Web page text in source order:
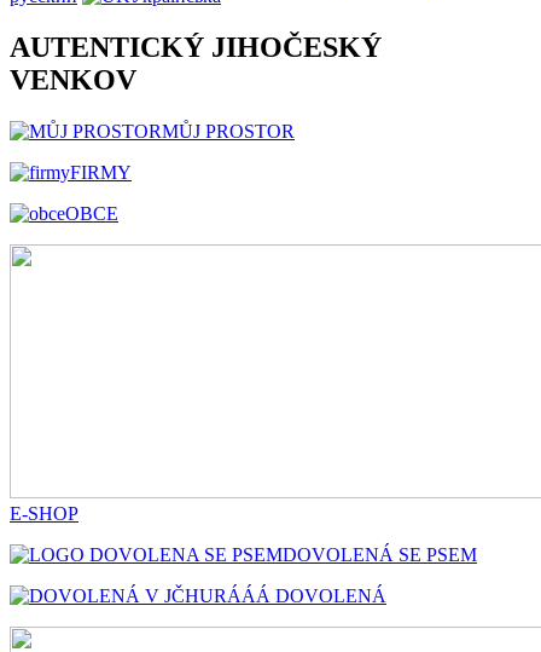
AUTENTICKÝ JIHOČESKÝ
VENKOV
MŮJ PROSTOR
FIRMY
OBCE
E-SHOP
DOVOLENÁ SE PSEM
HURÁÁÁ DOVOLENÁ